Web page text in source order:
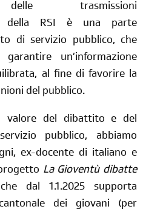
trasmissioni
della RSI è una parte
di servizio pubblico, che
un’informazione
al fine di favorire la
del pubblico.
valore del dibattito e del
pubblico, abbiamo
ex-docente di italiano e
La Gioventù dibatte
dal 1.1.2025 supporta
dei giovani (per